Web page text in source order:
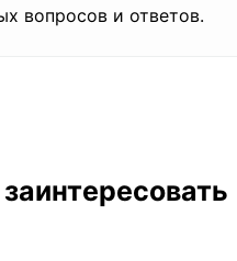
вопросов и ответов.